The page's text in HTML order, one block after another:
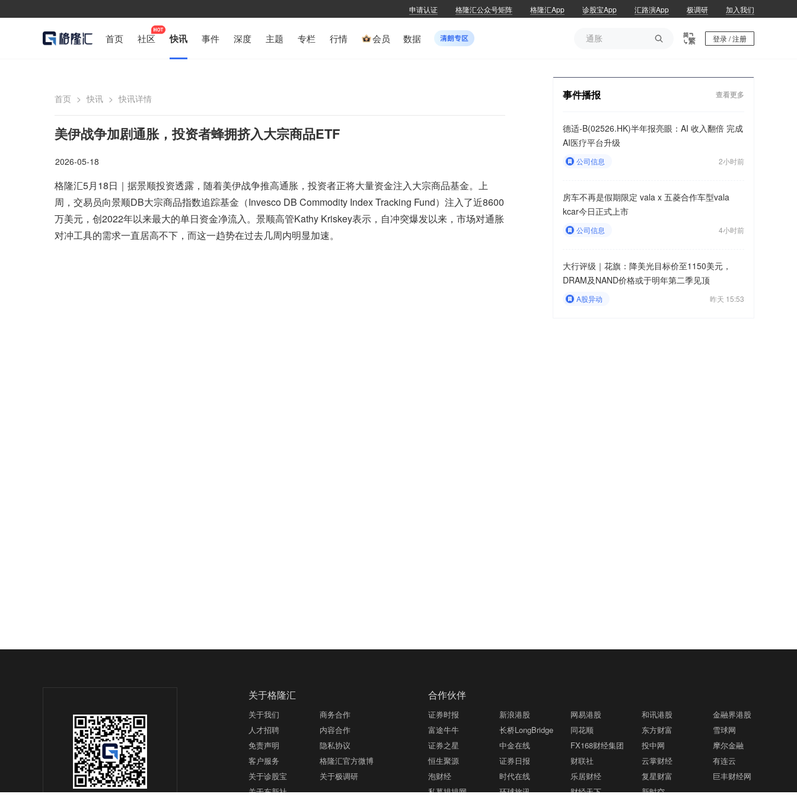
申请认证 格隆汇公众号矩阵 格隆汇App 诊股宝App 汇路演App 极调研 加入我们
首页 社区 快讯 事件 深度 主题 专栏 行情 会员 数据 
通胀
登录 / 注册
首页 > 快讯 > 快讯详情
美伊战争加剧通胀，投资者蜂拥挤入大宗商品ETF
2026-05-18
格隆汇5月18日｜据景顺投资透露，随着美伊战争推高通胀，投资者正将大量资金注入大宗商品基金。上
周，交易员向景顺DB大宗商品指数追踪基金（Invesco DB Commodity Index Tracking Fund）注入了近8600
万美元，创2022年以来最大的单日资金净流入。景顺高管Kathy Kriskey表示，自冲突爆发以来，市场对通胀
对冲工具的需求一直居高不下，而这一趋势在过去几周内明显加速。
事件播报 查看更多
德适-B(02526.HK)半年报亮眼：AI 收入翻倍 完成
AI医疗平台升级
公司信息 2小时前
房车不再是假期限定 vala x 五菱合作车型vala
kcar今日正式上市
公司信息 4小时前
大行评级｜花旗：降美光目标价至1150美元，
DRAM及NAND价格或于明年第二季见顶
A股异动 昨天 15:53
关于格隆汇
关于我们
商务合作
人才招聘
内容合作
免责声明
隐私协议
客户服务
格隆汇官方微博
关于诊股宝
关于极调研
关于东新社
合作伙伴
证券时报 新浪港股 网易港股 和讯港股
金融界港股
富途牛牛
长桥LongBridge 同花顺 东方财富
雪球网
证券之星
中金在线 FX168财经集团 投中网
摩尔金融
恒生聚源
证券日报 财联社 云掌财经
有连云
泡财经
时代在线 乐居财经 复星财富
巨丰财经网
私募排排网
环球旅讯 财经天下 新时空